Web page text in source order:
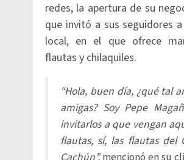
redes, la apertura de su
que invitó a sus seguidores
local, en el que ofrece
flautas y chilaquiles.
“Hola, buen día, ¿qué tal
amigas? Soy Pepe
invitarlos a que vengan
flautas, sí, las flautas del